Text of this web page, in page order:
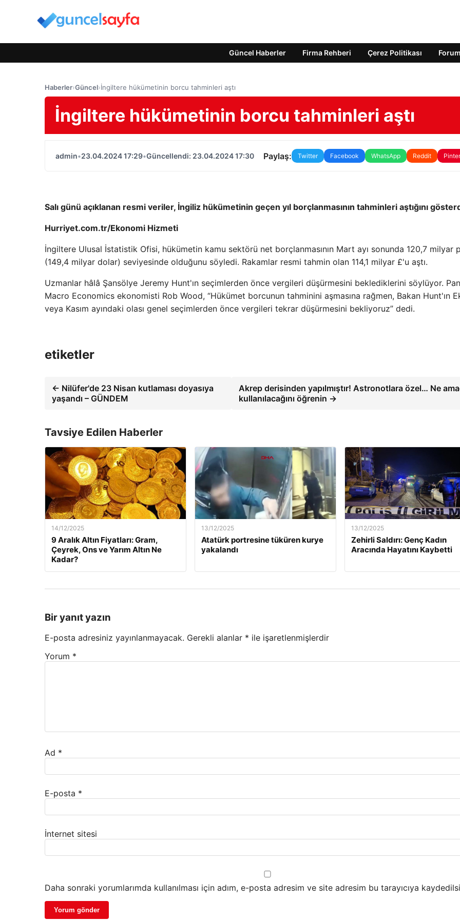
Güncel Haberler Firma Rehberi Çerez Politikası Forum
Haberler›Güncel›İngiltere hükümetinin borcu tahminleri aştı
İngiltere hükümetinin borcu tahminleri aştı
admin•23.04.2024 17:29•Güncellendi: 23.04.2024 17:30 Paylaş: Twitter Facebook WhatsApp Reddit
Salı günü açıklanan resmi veriler, İngiliz hükümetinin geçen yıl borçlanmasının tahminleri aştığını
Hurriyet.com.tr/Ekonomi Hizmeti
İngiltere Ulusal İstatistik Ofisi, hükümetin kamu sektörü net borçlanmasının Mart ayı sonunda 120,7 milyar
(149,4 milyar dolar) seviyesinde olduğunu söyledi. Rakamlar resmi tahmin olan 114,1 milyar £'u aştı.
Uzmanlar hâlâ Şansölye Jeremy Hunt'ın seçimlerden önce vergileri düşürmesini beklediklerini söylüyor.
Macro Economics ekonomisti Rob Wood, “Hükümet borcunun tahminini aşmasına rağmen, Bakan Hunt'ın
veya Kasım ayındaki olası genel seçimlerden önce vergileri tekrar düşürmesini bekliyoruz” dedi.
etiketler
← Nilüfer'de 23 Nisan kutlaması doyasıya
yaşandı – GÜNDEM
Akrep derisinden yapılmıştır! Astronotlara özel… Ne
kullanılacağını öğrenin →
Tavsiye Edilen Haberler
14/12/2025
9 Aralık Altın Fiyatları: Gram,
Çeyrek, Ons ve Yarım Altın Ne
Kadar?
13/12/2025
Atatürk portresine tüküren kurye
yakalandı
13/12/2025
Zehirli Saldırı: Genç Kadın
Aracında Hayatını Kaybetti
Bir yanıt yazın
E-posta adresiniz yayınlanmayacak. Gerekli alanlar * ile işaretlenmişlerdir
Yorum *
Ad *
E-posta *
İnternet sitesi
Daha sonraki yorumlarımda kullanılması için adım, e-posta adresim ve site adresim bu tarayıcıya